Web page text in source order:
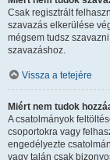
Csak regisztrált
szavazás elkerülése
mégsem tudsz
szavazáshoz.
Vissza a tetejére
Miért nem tudok
A csatolmányok
csoportokra vagy
engedélyezte
vagy talán csak